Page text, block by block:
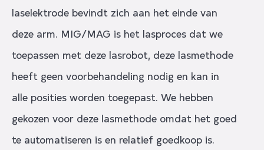
laselektrode bevindt zich aan het einde van
deze arm. MIG/MAG is het lasproces dat we
toepassen met deze lasrobot, deze lasmethode
heeft geen voorbehandeling nodig en kan in
alle posities worden toegepast. We hebben
gekozen voor deze lasmethode omdat het goed
te automatiseren is en relatief goedkoop is.